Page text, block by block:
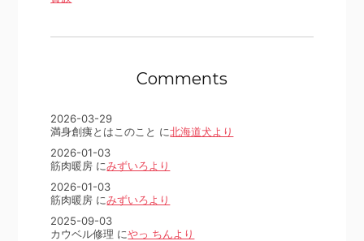
Comments
2026-03-29
満身創痍とはこのこと に北海道犬より
2026-01-03
筋肉暖房 にみずいろより
2026-01-03
筋肉暖房 にみずいろより
2025-09-03
カウベル修理 にやっ ちんより